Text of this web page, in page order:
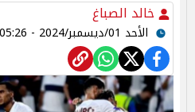
خالد الصباغ
الأحد 01/ديسمبر/2024 - 05:26 م